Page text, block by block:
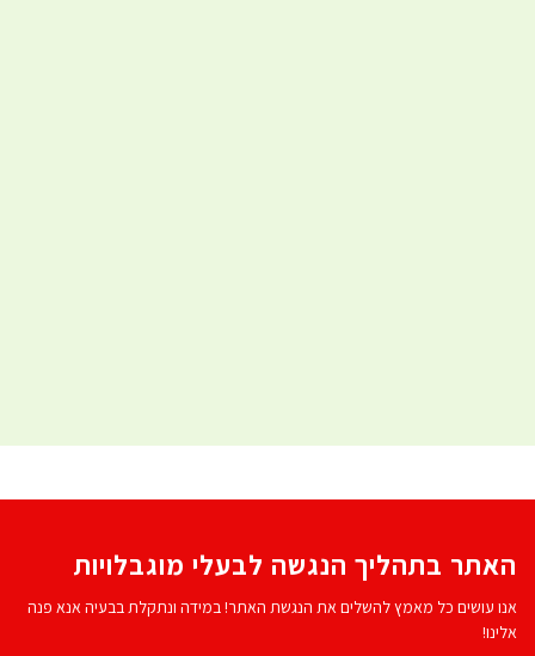
האתר בתהליך הנגשה לבעלי מוגבלויות
אנו עושים כל מאמץ להשלים את הנגשת האתר! במידה ונתקלת בבעיה אנא פנה
אלינו!